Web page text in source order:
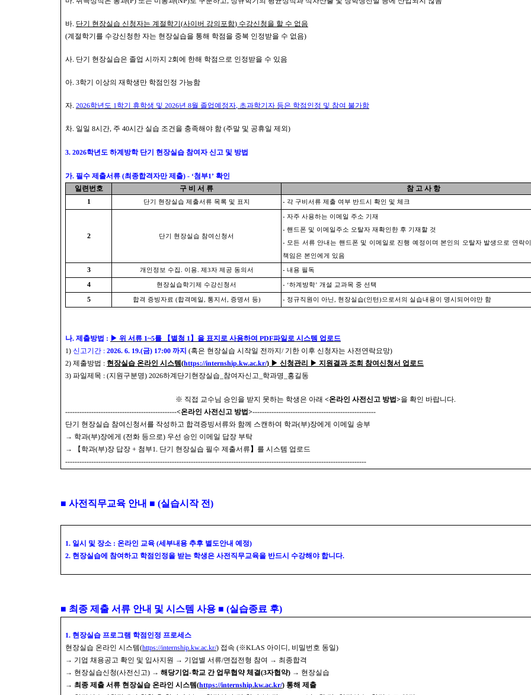
바. 단기 현장실습 신청자는 계절학기 (사이버 강의포함) 수강신청을 할 수 없음
(계절학기를 수강신청한 자는 현장실습을 통해 학점을 중복 인정받을 수 없음)
사. 단기 현장실습은 졸업 시까지 2회에 한해 학점으로 인정받을 수 있음
아. 3학기 이상의 재학생만 학점인정 가능함
자. 2026학년도 1학기 휴학생 및 2026년 8월 졸업예정자, 초과학기자 등은 학점인정 및 참여 불가함
차. 일일 8시간, 주 40시간 실습 조건을 충족해야 함 (주말 및 공휴일 제외 )
3. 2026학년도 하계방학 단기 현장실습 참여자 신고 및 방법
가. 필수 제출서류 (최종합격자만 제출) - ‘첨부1’ 확인
일련번호
구 비 서 류
참 고 사 항
1
단기 현장실습 제출서류 목록 및 표지 - 각 구비서류 제출 여부 반드시 확인 및 체크
2 단기 현장실습 참여신청서
- 자주 사용하는 이메일 주소 기재
- 핸드폰 및 이메일주소 오탈자 재확인한 후 기재할 것
- 모든 서류 안내는 핸드폰 및 이메일로 진행 예정이며 본인의 오탈자 발생으로 연락
책임은 본인에게 있음
3 개인정보 수집 이용 제 3자 제공 동의서 - 내용 필독
4 현장실습학기제 수강신청서 - ‘하계방학’ 개설 교과목 중 선택
5 합격 증빙자료 (합격메일 통지서 증명서 등) - 정규직원이 아닌 현장실습(인턴)으로서의 실습내용이 명시되어야만 함
나. 제출방법 : ▶ 위 서류 1~5를 【별첨 1】 을 표지로 사용하여 PDF파일로 시스템 업로드
1) 신고기간 : 2026. 6. 19.(금) 17:00 까지 (혹은 현장실습 시작일 전까지 / 기한 이후 신청자는 사전연락요망)
2) 제출방법 : 현장실습 온라인 시스템(https://internship.kw.ac.kr/) ▶ 신청관리 ▶ 지원결과 조회 참여신청서 업로드
3) 파일제목 : (지원구분명) 2026하계단기현장실습 참여자신고 학과명 홍길동
※ 직접 교수님 승인을 받지 못하는 학생은 아래 <온라인 사전신고 방법>을 확인 바랍니다.
-----------------------------------------------<온라인 사전신고 방법>----------------------------------------------------
단기 현장실습 참여신청서를 작성하고 합격증빙서류와 함께 스캔하여 학과(부)장에게 이메일 송부
→ 학과(부)장에게 (전화 등으로) 우선 승인 이메일 답장 부탁
→ 【 학과(부)장 답장 + 첨부1. 단기 현장실습 필수 제출서류 】 를 시스템 업로드
-------------------------------------------------------------------------------------------------------------------------------
■사전직무교육 안내 ■(실습시작 전)
1. 일시 및 장소 : 온라인 교육 (세부내용 추후 별도안내 예정)
2. 현장실습에 참여하고 학점인정을 받는 학생은 사전직무교육을 반드시 수강해야 합니다.
■ 최종 제출 서류 안내 및 시스템 사용 ■(실습종료 후)
1. 현장실습 프로그램 학점인정 프로세스
현장실습 온라인 시스템(https://internship.kw.ac.kr/) 접속 (※KLAS 아이디 , 비밀번호 동일)
→ 기업 채용공고 확인 및 입사지원 → 기업별 서류/면접전형 참여 → 최종합격
→ 현장실습신청(사전신고) → 해당기업-학교 간 업무협약 체결(3자협약) → 현장실습
→ 최종 제출 서류 현장실습 온라인 시스템(https://internship.kw.ac.kr/) 통해 제출